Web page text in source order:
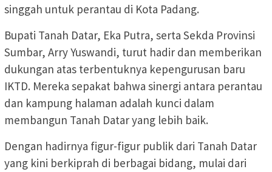
singgah untuk perantau di Kota Padang.
Bupati Tanah Datar, Eka Putra, serta Sekda Provinsi
Sumbar, Arry Yuswandi, turut hadir dan memberikan
dukungan atas terbentuknya kepengurusan baru
IKTD. Mereka sepakat bahwa sinergi antara perantau
dan kampung halaman adalah kunci dalam
membangun Tanah Datar yang lebih baik.
Dengan hadirnya figur-figur publik dari Tanah Datar
yang kini berkiprah di berbagai bidang, mulai dari